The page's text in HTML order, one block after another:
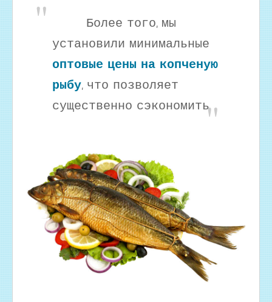
Более того, мы
установили минимальные
оптовые цены на копченую
рыбу, что позволяет
существенно сэкономить.